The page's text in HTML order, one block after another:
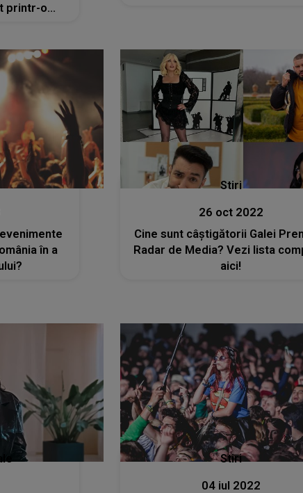
printr-o
în a
Stiri
26 oct 2022
Cine sunt câștigătorii Galei
Radar de Media? Vezi lista
aici!
Stiri
04 iul 2022